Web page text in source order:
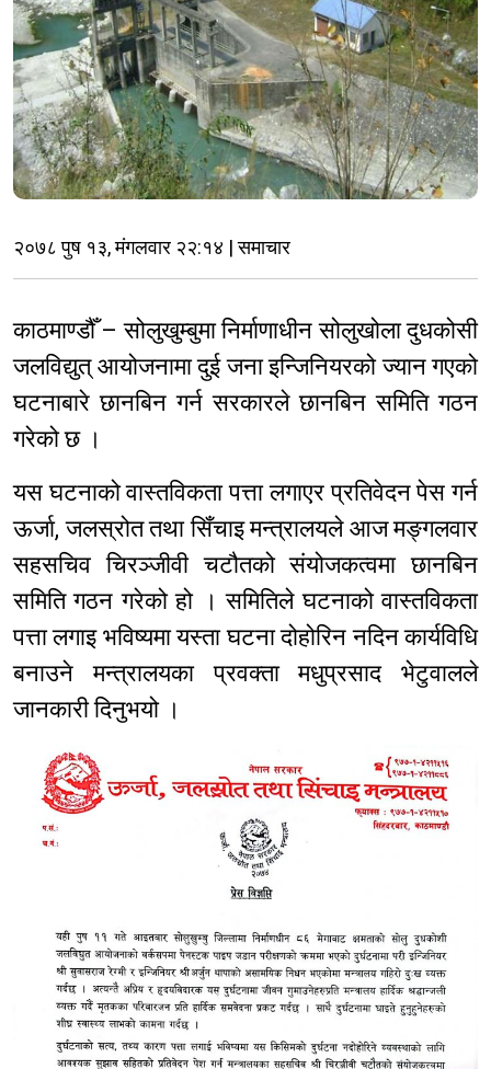
२०७८ पुष १३, मंगलवार २२:१४ | समाचार
काठमाण्डौँ – सोलुखुम्बुमा निर्माणाधीन सोलुखोला दुधकोसी
जलविद्युत् आयोजनामा दुई जना इन्जिनियरको ज्यान गएको
घटनाबारे छानबिन गर्न सरकारले छानबिन समिति गठन
गरेको छ ।
यस घटनाको वास्तविकता पत्ता लगाएर प्रतिवेदन पेस गर्न
ऊर्जा, जलस्रोत तथा सिँचाइ मन्त्रालयले आज मङ्गलवार
सहसचिव चिरञ्जीवी चटौतको संयोजकत्वमा छानबिन
समिति गठन गरेको हो । समितिले घटनाको वास्तविकता
पत्ता लगाइ भविष्यमा यस्ता घटना दोहोरिन नदिन कार्यविधि
बनाउने मन्त्रालयका प्रवक्ता मधुप्रसाद भेटुवालले
जानकारी दिनुभयो ।